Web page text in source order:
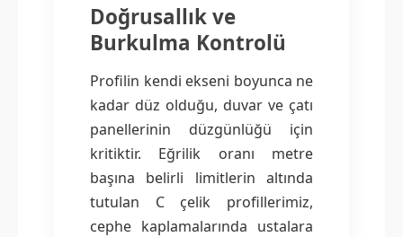
Doğrusallık ve
Burkulma Kontrolü
Profilin kendi ekseni boyunca ne
kadar düz olduğu, duvar ve çatı
panellerinin düzgünlüğü için
kritiktir. Eğrilik oranı metre
başına belirli limitlerin altında
tutulan C çelik profillerimiz,
cephe kaplamalarında ustalara